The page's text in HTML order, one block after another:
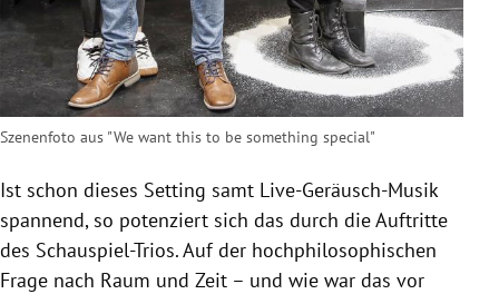
Szenenfoto aus "We want this to be something special"
Ist schon dieses Setting samt Live-Geräusch-Musik
spannend, so potenziert sich das durch die Auftritte
des Schauspiel-Trios. Auf der hochphilosophischen
Frage nach Raum und Zeit – und wie war das vor